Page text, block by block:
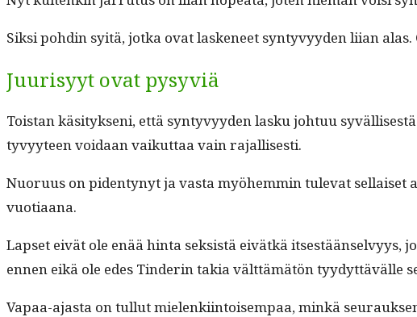
Sik­si pohdin syitä, jot­ka ovat laske­neet syn­tyvyy­den liian
Juurisyyt ovat pysyviä
Tois­tan käsi­tyk­seni, että syn­tyvyy­den lasku johtuu
tyvyy­teen voidaan vaikut­taa vain rajallisesti.
Nuoru­us on piden­tynyt ja vas­ta myöhem­min tule­vat
vuotiaana.
Lapset eivät ole enää hin­ta sek­sistä eivätkä
ennen eikä ole edes Tin­derin takia vält­tämätön tyy­dyt­tävälle
Vapaa-ajas­ta on tul­lut mie­lenki­in­toisem­paa, minkä